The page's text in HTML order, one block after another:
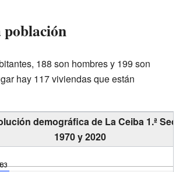
población
188 son hombres y 199 son
hay 117 viviendas que están
demográfica de La Ceiba 1.ª
1970 y 2020